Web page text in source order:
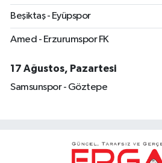
Beşiktaş - Eyüpspor
Amed - Erzurumspor FK
17 Ağustos, Pazartesi
Samsunspor - Göztepe